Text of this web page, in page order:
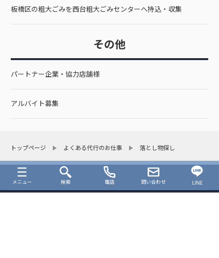
板橋区の粗大ごみを西台粗大ごみセンターへ持込・収集
その他
パートナー企業・協力店舗様
アルバイト募集
トップページ よくある代行のお仕事 落とし物探し
メニュー 検索 電話 問い合わせ LINE